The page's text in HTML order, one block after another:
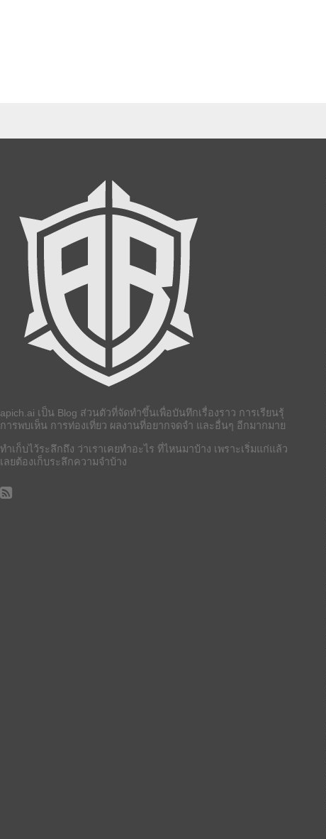
apich.ai เป็น Blog ส่วนตัวที่จัดทำขึ้นเพื่อบันทึกเรื่องราว การเรียนรุ้
การพบเห็น การท่องเที่ยว ผลงานที่อยากจดจำ และอื่นๆ อีกมากมาย
ทำเก็บไว้ระลึกถึง ว่าเราเคยทำอะไร ที่ไหนมาบ้าง เพราะเริ่มแก่แล้ว
เลยต้องเก็บระลึกความจำบ้าง